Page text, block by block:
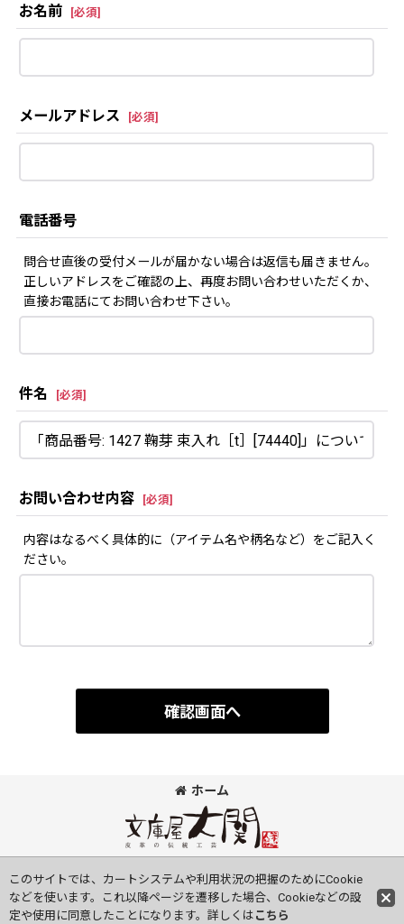
お名前 [必須]
メールアドレス [必須]
電話番号
問合せ直後の受付メールが届かない場合は返信も届きません。
正しいアドレスをご確認の上、再度お問い合わせいただくか、
直接お電話にてお問い合わせ下さい。
件名 [必須]
お問い合わせ内容 [必須]
内容はなるべく具体的に（アイテム名や柄名など）をご記入く
ださい。
確認画面へ
ホーム
このサイトでは、カートシステムや利用状況の把握のためにCookie
などを使います。これ以降ページを遷移した場合、Cookieなどの設
定や使用に同意したことになります。詳しくは こちら